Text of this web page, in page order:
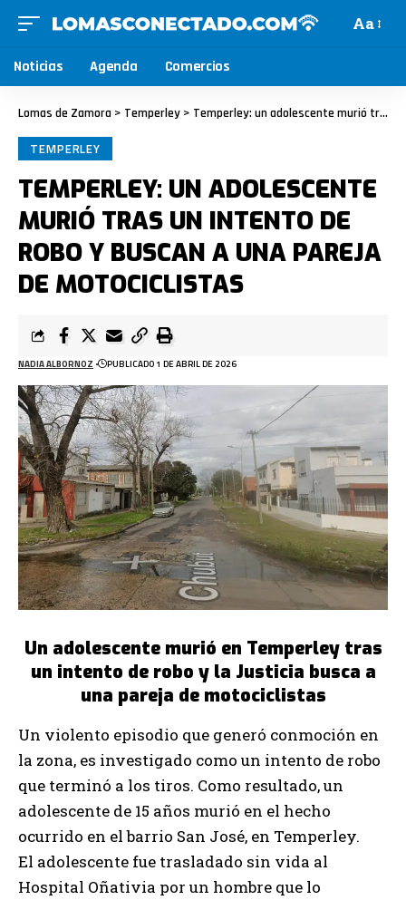
Aa
Noticias Agenda Comercios
Lomas de Zamora > Temperley > Temperley: un adolescente murió tras un intento de robo y buscan a una pareja de motociclistas
TEMPERLEY
TEMPERLEY: UN ADOLESCENTE
MURIÓ TRAS UN INTENTO DE
ROBO Y BUSCAN A UNA PAREJA
DE MOTOCICLISTAS
NADIA ALBORNOZ PUBLICADO 1 DE ABRIL DE 2026
Un adolescente murió en Temperley tras
un intento de robo y la Justicia busca a
una pareja de motociclistas
Un violento episodio que generó conmoción en
la zona, es investigado como un intento de robo
que terminó a los tiros. Como resultado, un
adolescente de 15 años murió en el hecho
ocurrido en el barrio San José, en Temperley.
El adolescente fue trasladado sin vida al
Hospital Oñativia por un hombre que lo